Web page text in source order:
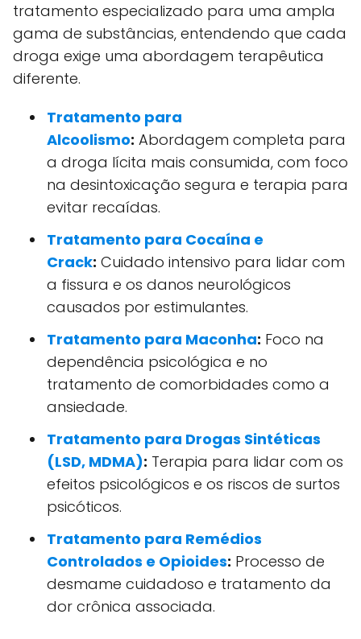
tratamento especializado para uma ampla
gama de substâncias, entendendo que cada
droga exige uma abordagem terapêutica
diferente.
Tratamento para
Alcoolismo: Abordagem completa para
a droga lícita mais consumida, com foco
na desintoxicação segura e terapia para
evitar recaídas.
Tratamento para Cocaína e
Crack: Cuidado intensivo para lidar com
a fissura e os danos neurológicos
causados por estimulantes.
Tratamento para Maconha: Foco na
dependência psicológica e no
tratamento de comorbidades como a
ansiedade.
Tratamento para Drogas Sintéticas
(LSD, MDMA): Terapia para lidar com os
efeitos psicológicos e os riscos de surtos
psicóticos.
Tratamento para Remédios
Controlados e Opioides: Processo de
desmame cuidadoso e tratamento da
dor crônica associada.